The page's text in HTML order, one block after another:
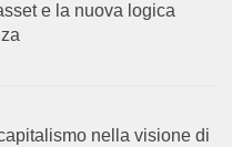
e la nuova logica
nella visione di